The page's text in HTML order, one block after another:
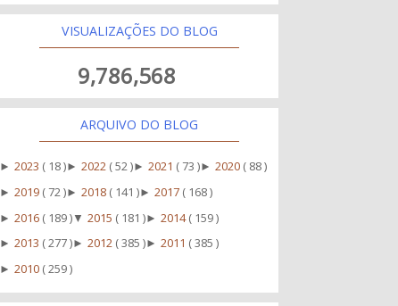
VISUALIZAÇÕES DO BLOG
9,786,568
ARQUIVO DO BLOG
►2023 ( 18 )►2022 ( 52 )►2021 ( 73 )►2020 ( 88 )
►2019 ( 72 )►2018 ( 141 )►2017 ( 168 )
►2016 ( 189 ) ▼2015 ( 181 )►2014( 159 )
►2013 ( 277 )►2012 ( 385 )►2011 ( 385 )
►2010 ( 259 )